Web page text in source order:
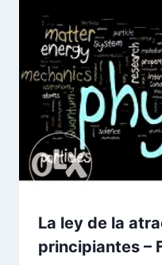
La ley de la
principiantes –